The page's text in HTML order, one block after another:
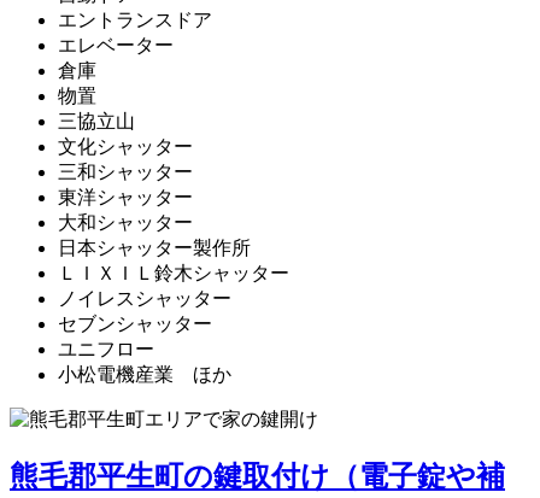
エントランスドア
エレベーター
倉庫
物置
三協立山
文化シャッター
三和シャッター
東洋シャッター
大和シャッター
日本シャッター製作所
ＬＩＸＩＬ鈴木シャッター
ノイレスシャッター
セブンシャッター
ユニフロー
小松電機産業 ほか
熊毛郡平生町の鍵取付け（電子錠や補